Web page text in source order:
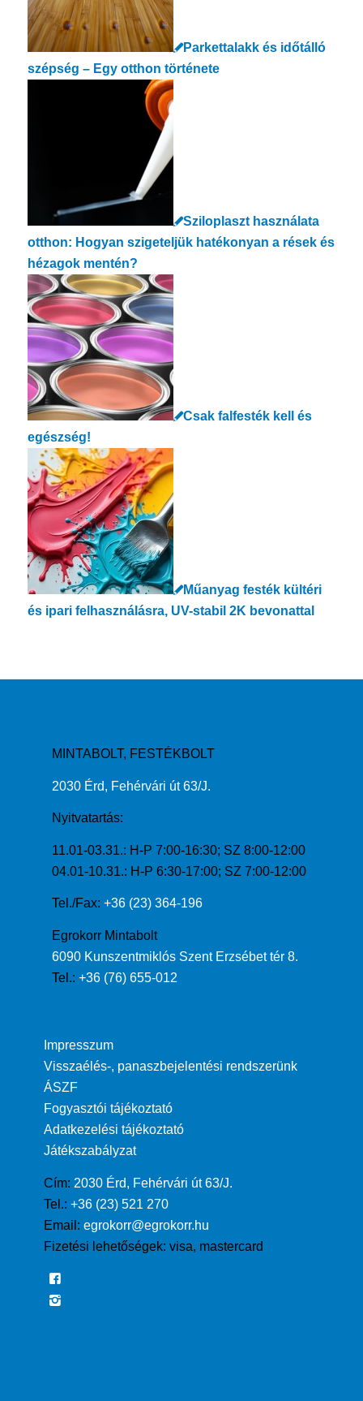
Parkettalakk és időtálló
szépség – Egy otthon története
Sziloplaszt használata
otthon: Hogyan szigeteljük hatékonyan a rések és
hézagok mentén?
Csak falfesték kell és
egészség!
Műanyag festék kültéri
és ipari felhasználásra, UV-stabil 2K bevonattal
MINTABOLT, FESTÉKBOLT
2030 Érd, Fehérvári út 63/J.
Nyitvatartás:
11.01-03.31.: H-P 7:00-16:30; SZ 8:00-12:00
04.01-10.31.: H-P 6:30-17:00; SZ 7:00-12:00
Tel./Fax: +36 (23) 364-196
Egrokorr Mintabolt
6090 Kunszentmiklós Szent Erzsébet tér 8.
Tel.: +36 (76) 655-012
Impresszum
Visszaélés-, panaszbejelentési rendszerünk
ÁSZF
Fogyasztói tájékoztató
Adatkezelési tájékoztató
Játékszabályzat
Cím: 2030 Érd, Fehérvári út 63/J.
Tel.: +36 (23) 521 270
Email: egrokorr@egrokorr.hu
Fizetési lehetőségek: visa, mastercard